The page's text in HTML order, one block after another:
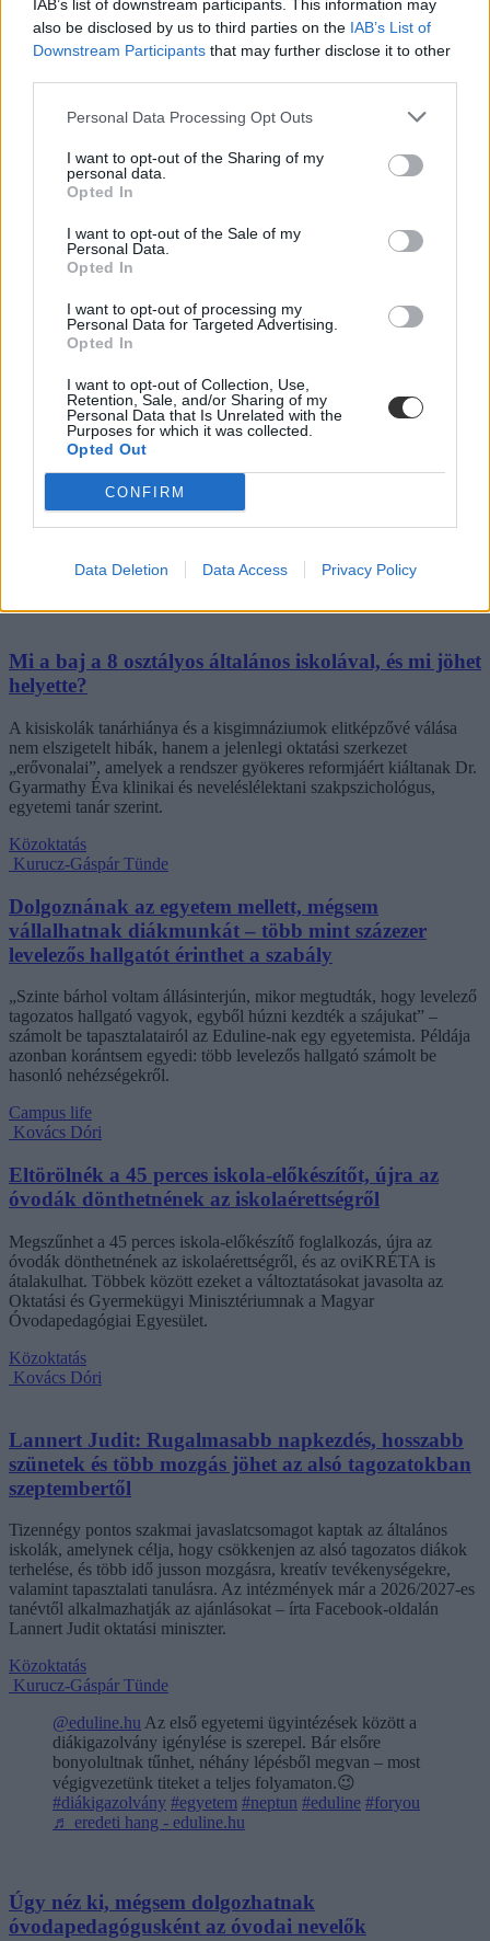
IAB’s list of downstream participants. This information may
also be disclosed by us to third parties on the IAB’s List of
Downstream Participants that may further disclose it to other
Personal Data Processing Opt Outs
I want to opt-out of the Sharing of my
personal data.
Opted In
I want to opt-out of the Sale of my
Personal Data.
Opted In
I want to opt-out of processing my
Personal Data for Targeted Advertising.
Opted In
I want to opt-out of Collection, Use,
Retention, Sale, and/or Sharing of my
Personal Data that Is Unrelated with the
Purposes for which it was collected.
Opted Out
CONFIRM
Data Deletion Data Access Privacy Policy
Mi a baj a 8 osztályos általános iskolával, és mi jöhet
helyette?
A kisiskolák tanárhiánya és a kisgimnáziumok elitképzővé válása
nem elszigetelt hibák, hanem a jelenlegi oktatási szerkezet
„erővonalai”, amelyek a rendszer gyökeres reformjáért kiáltanak Dr.
Gyarmathy Éva klinikai és neveléslélektani szakpszichológus,
egyetemi tanár szerint.
Közoktatás
Kurucz-Gáspár Tünde
Dolgoznának az egyetem mellett, mégsem
vállalhatnak diákmunkát – több mint százezer
levelezős hallgatót érinthet a szabály
„Szinte bárhol voltam állásinterjún, mikor megtudták, hogy levelező
tagozatos hallgató vagyok, egyből húzni kezdték a szájukat” –
számolt be tapasztalatairól az Eduline-nak egy egyetemista. Példája
azonban korántsem egyedi: több levelezős hallgató számolt be
hasonló nehézségekről.
Campus life
Kovács Dóri
Eltörölnék a 45 perces iskola-előkészítőt, újra az
óvodák dönthetnének az iskolaérettségről
Megszűnhet a 45 perces iskola-előkészítő foglalkozás, újra az
óvodák dönthetnének az iskolaérettségről, és az oviKRÉTA is
átalakulhat. Többek között ezeket a változtatásokat javasolta az
Oktatási és Gyermekügyi Minisztériumnak a Magyar
Óvodapedagógiai Egyesület.
Közoktatás
Kovács Dóri
Lannert Judit: Rugalmasabb napkezdés, hosszabb
szünetek és több mozgás jöhet az alsó tagozatokban
szeptembertől
Tizennégy pontos szakmai javaslatcsomagot kaptak az általános
iskolák, amelynek célja, hogy csökkenjen az alsó tagozatos diákok
terhelése, és több idő jusson mozgásra, kreatív tevékenységekre,
valamint tapasztalati tanulásra. Az intézmények már a 2026/2027-es
tanévtől alkalmazhatják az ajánlásokat – írta Facebook-oldalán
Lannert Judit oktatási miniszter.
Közoktatás
Kurucz-Gáspár Tünde
@eduline.hu Az első egyetemi ügyintézések között a
diákigazolvány igénylése is szerepel. Bár elsőre
bonyolultnak tűnhet, néhány lépésből megvan – most
végigvezetünk titeket a teljes folyamaton.😉
#diákigazolvány #egyetem #neptun #eduline #foryou
♬ eredeti hang - eduline.hu
Úgy néz ki, mégsem dolgozhatnak
óvodapedagógusként az óvodai nevelők